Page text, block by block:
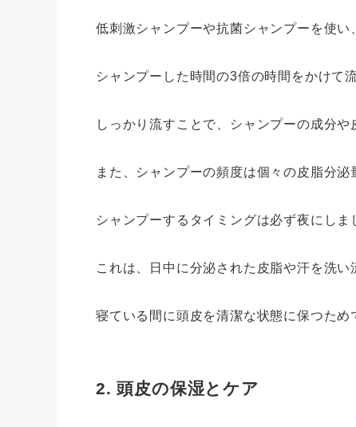
低刺激シャンプーや抗菌シャンプーを使い
シャンプーした時間の3倍の時間をかけて
しっかり流すことで、シャンプーの成分
また、シャンプーの頻度は個々の皮脂分泌
シャンプーするタイミングは必ず夜にしま
これは、日中に分泌された皮脂や汗を洗い
寝ている間に頭皮を清潔な状態に保つため
2. 頭皮の保湿とケア